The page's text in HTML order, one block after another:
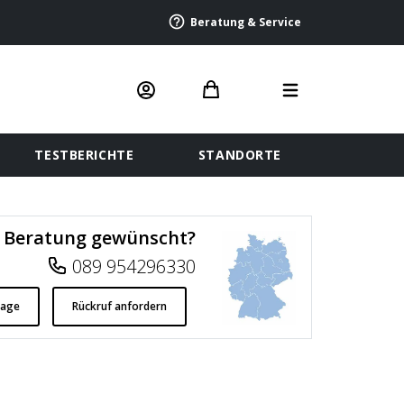
Beratung & Service
TESTBERICHTE STANDORTE
Beratung gewünscht?
089 954296330
Rückruf anfordern